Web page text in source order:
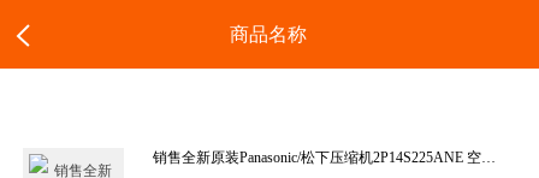
商品名称
销售全新原装Panasonic/松下压缩机2P14S225ANE 空调压缩机 松下R22制冷剂压缩机